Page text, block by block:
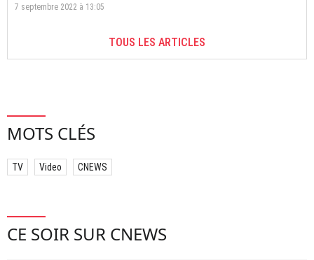
7 septembre 2022 à 13:05
TOUS LES ARTICLES
MOTS CLÉS
TV Video CNEWS
CE SOIR SUR CNEWS